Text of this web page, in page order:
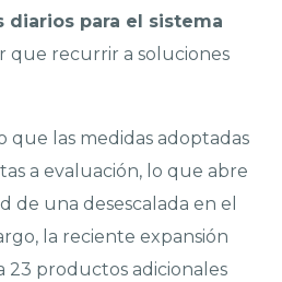
para el sistema
que recurrir a soluciones
que las medidas adoptadas
a evaluación, lo que abre
de una desescalada en el
la reciente expansión
23 productos adicionales